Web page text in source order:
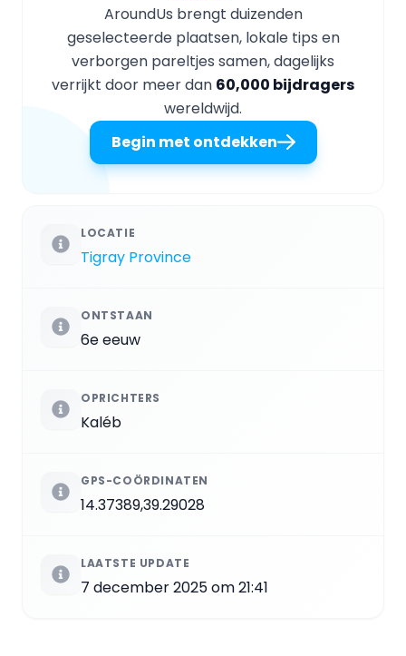
AroundUs brengt duizenden
geselecteerde plaatsen, lokale tips en
verborgen pareltjes samen, dagelijks
verrijkt door meer dan 60,000 bijdragers
wereldwijd.
Begin met ontdekken
LOCATIE
Tigray Province
ONTSTAAN
6e eeuw
OPRICHTERS
Kaléb
GPS-COÖRDINATEN
14.37389,39.29028
LAATSTE UPDATE
7 december 2025 om 21:41